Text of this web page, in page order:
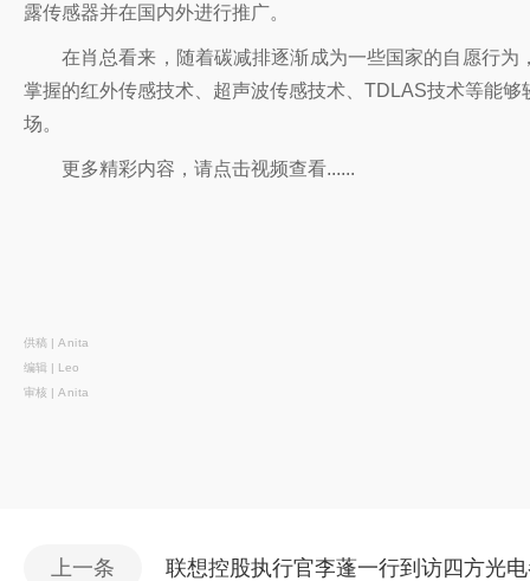
露传感器并在国内外进行推广。
在肖总看来，随着碳减排逐渐成为一些国家的自愿行
掌握的红外传感技术、超声波传感技术、TDLAS技术等能
场。
更多精彩内容，请点击视频查看......
供稿 | Anita
编辑 | Leo
审核 | Anita
上一条 联想控股执行官李蓬一行到访四方光